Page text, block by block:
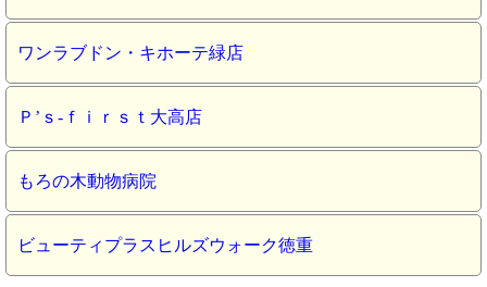
ワンラブドン・キホーテ緑店
Ｐ’ｓ‐ｆｉｒｓｔ大高店
もろの木動物病院
ビューティプラスヒルズウォーク徳重